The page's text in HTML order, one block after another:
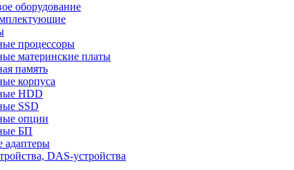
оборудование
процессоры
материнские платы
память
корпуса
HDD
SSD
опции
БП
адаптеры
DAS-устройства